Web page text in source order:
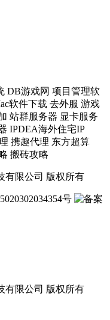
DB游戏网 项目管理软
软件下载 去外服 游戏
站群服务器 显卡服务
IPDEA海外住宅IP
携趣代理 东方超算
搬砖攻略
有限公司 版权所有
号
有限公司 版权所有